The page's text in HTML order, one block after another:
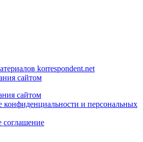
korrespondent.net
сайтом
сайтом
конфиденциальности и персональных
соглашение